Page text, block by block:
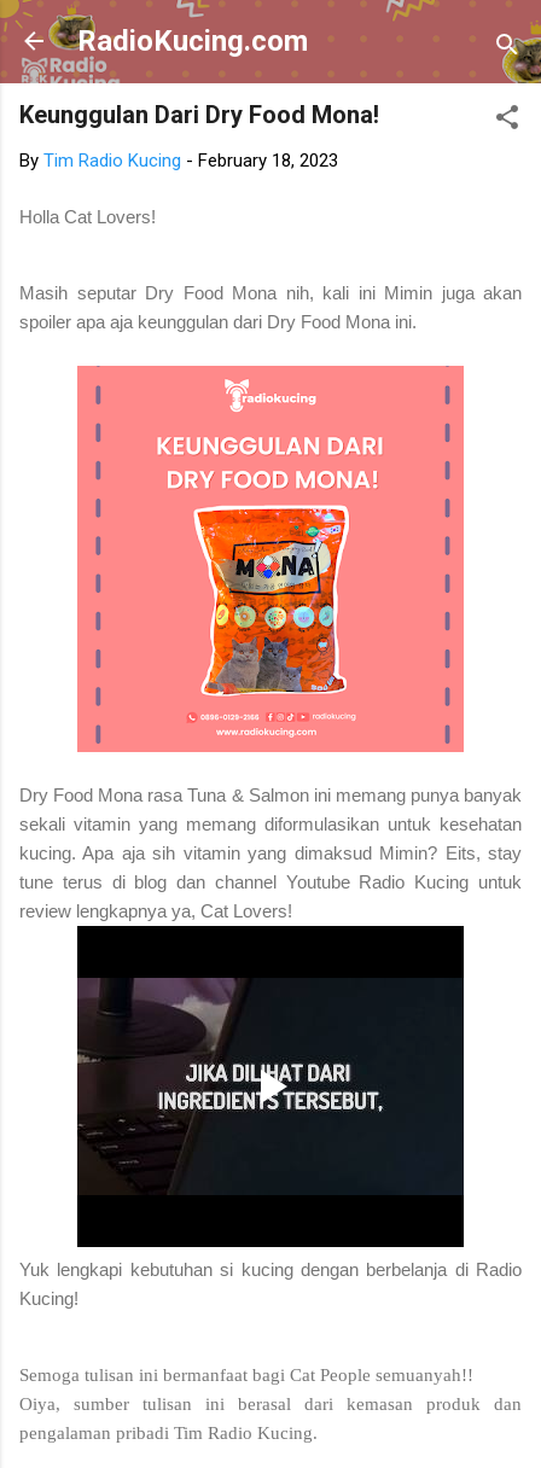
Skip to main content
RadioKucing.com
Keunggulan Dari Dry Food Mona!
By Tim Radio Kucing - February 18, 2023
Holla Cat Lovers!
Masih seputar Dry Food Mona nih, kali ini Mimin juga akan
spoiler apa aja keunggulan dari Dry Food Mona ini.
Dry Food Mona rasa Tuna & Salmon ini memang punya banyak
sekali vitamin yang memang diformulasikan untuk kesehatan
kucing. Apa aja sih vitamin yang dimaksud Mimin? Eits, stay
tune terus di blog dan channel Youtube Radio Kucing untuk
review lengkapnya ya, Cat Lovers!
Yuk lengkapi kebutuhan si kucing dengan berbelanja di Radio
Kucing!
Semoga tulisan ini bermanfaat bagi Cat People semuanyah!!
Oiya, sumber tulisan ini berasal dari kemasan produk dan
pengalaman pribadi Tim Radio Kucing.